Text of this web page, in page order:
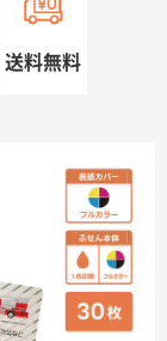
送料無料